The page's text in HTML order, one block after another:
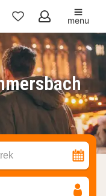
Mijn
favorieten
menu